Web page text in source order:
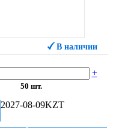
В наличии
+
50 шт.
2027-08-09KZT